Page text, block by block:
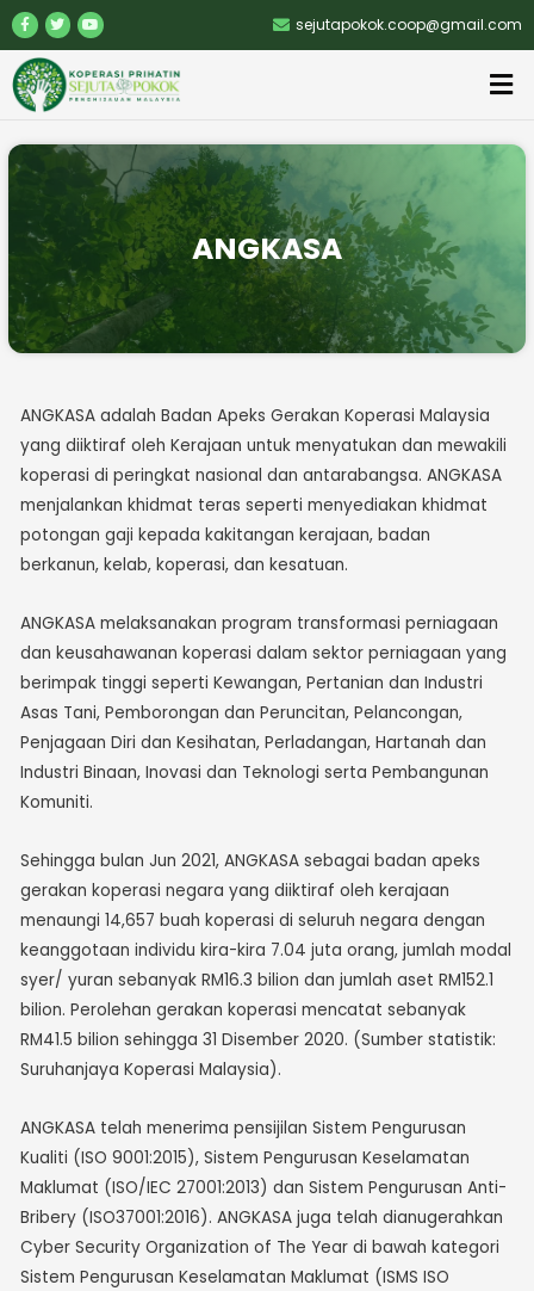
sejutapokok.coop@gmail.com
ANGKASA
ANGKASA adalah Badan Apeks Gerakan Koperasi Malaysia
yang diiktiraf oleh Kerajaan untuk menyatukan dan mewakili
koperasi di peringkat nasional dan antarabangsa. ANGKASA
menjalankan khidmat teras seperti menyediakan khidmat
potongan gaji kepada kakitangan kerajaan, badan
berkanun, kelab, koperasi, dan kesatuan.
ANGKASA melaksanakan program transformasi perniagaan
dan keusahawanan koperasi dalam sektor perniagaan yang
berimpak tinggi seperti Kewangan, Pertanian dan Industri
Asas Tani, Pemborongan dan Peruncitan, Pelancongan,
Penjagaan Diri dan Kesihatan, Perladangan, Hartanah dan
Industri Binaan, Inovasi dan Teknologi serta Pembangunan
Komuniti.
Sehingga bulan Jun 2021, ANGKASA sebagai badan apeks
gerakan koperasi negara yang diiktiraf oleh kerajaan
menaungi 14,657 buah koperasi di seluruh negara dengan
keanggotaan individu kira-kira 7.04 juta orang, jumlah modal
syer/ yuran sebanyak RM16.3 bilion dan jumlah aset RM152.1
bilion. Perolehan gerakan koperasi mencatat sebanyak
RM41.5 bilion sehingga 31 Disember 2020. (Sumber statistik:
Suruhanjaya Koperasi Malaysia).
ANGKASA telah menerima pensijilan Sistem Pengurusan
Kualiti (ISO 9001:2015), Sistem Pengurusan Keselamatan
Maklumat (ISO/IEC 27001:2013) dan Sistem Pengurusan Anti-
Bribery (ISO37001:2016). ANGKASA juga telah dianugerahkan
Cyber Security Organization of The Year di bawah kategori
Sistem Pengurusan Keselamatan Maklumat (ISMS ISO